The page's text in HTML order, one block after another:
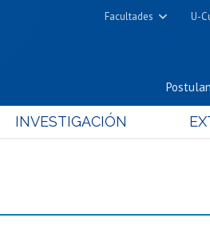
Facultades
Cs. Físicas y
Cs. Químicas y
U-
INVESTIGACIÓN